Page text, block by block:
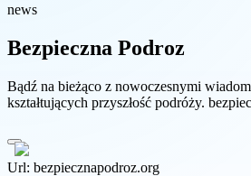
news
Bezpieczna Podroz
Bądź na bieżąco z nowoczesnymi
kształtujących przyszłość podróży.
Url: bezpiecznapodroz.org